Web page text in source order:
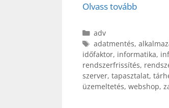
Olvass tovább
Kategória
adv
Címkék
adatmentés,
időfaktor, informatika,
rendszerfrissítés,
szerver, tapasztalat,
üzemeltetés, webshop,